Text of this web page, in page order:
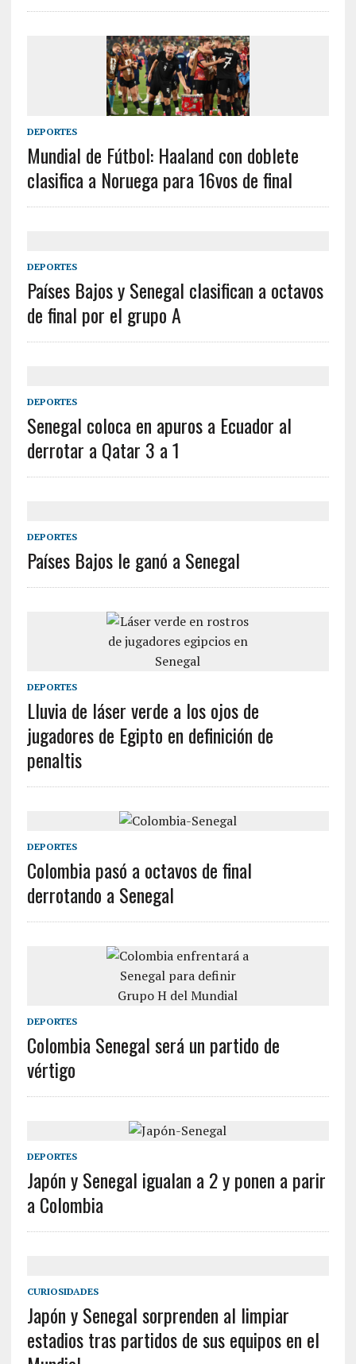
DEPORTES
Mundial de Fútbol: Haaland con doblete
clasifica a Noruega para 16vos de final
DEPORTES
Países Bajos y Senegal clasifican a octavos
de final por el grupo A
DEPORTES
Senegal coloca en apuros a Ecuador al
derrotar a Qatar 3 a 1
DEPORTES
Países Bajos le ganó a Senegal
DEPORTES
Lluvia de láser verde a los ojos de
jugadores de Egipto en definición de
penaltis
DEPORTES
Colombia pasó a octavos de final
derrotando a Senegal
DEPORTES
Colombia Senegal será un partido de
vértigo
DEPORTES
Japón y Senegal igualan a 2 y ponen a parir
a Colombia
CURIOSIDADES
Japón y Senegal sorprenden al limpiar
estadios tras partidos de sus equipos en el